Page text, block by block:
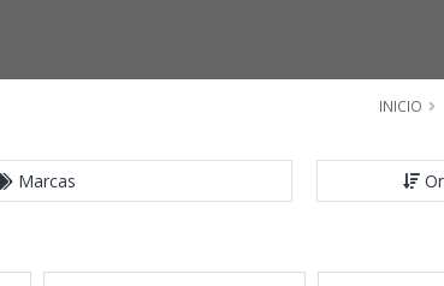
INICIO
Marcas